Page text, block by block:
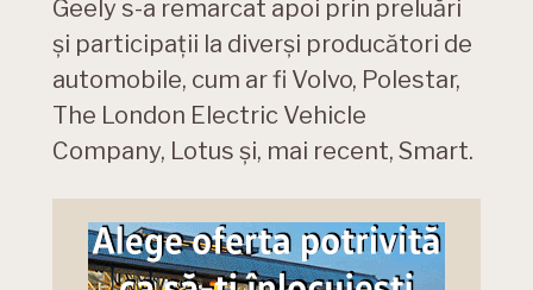
Geely s-a remarcat apoi prin preluări
și participații la diverși producători de
automobile, cum ar fi Volvo, Polestar,
The London Electric Vehicle
Company, Lotus și, mai recent, Smart.